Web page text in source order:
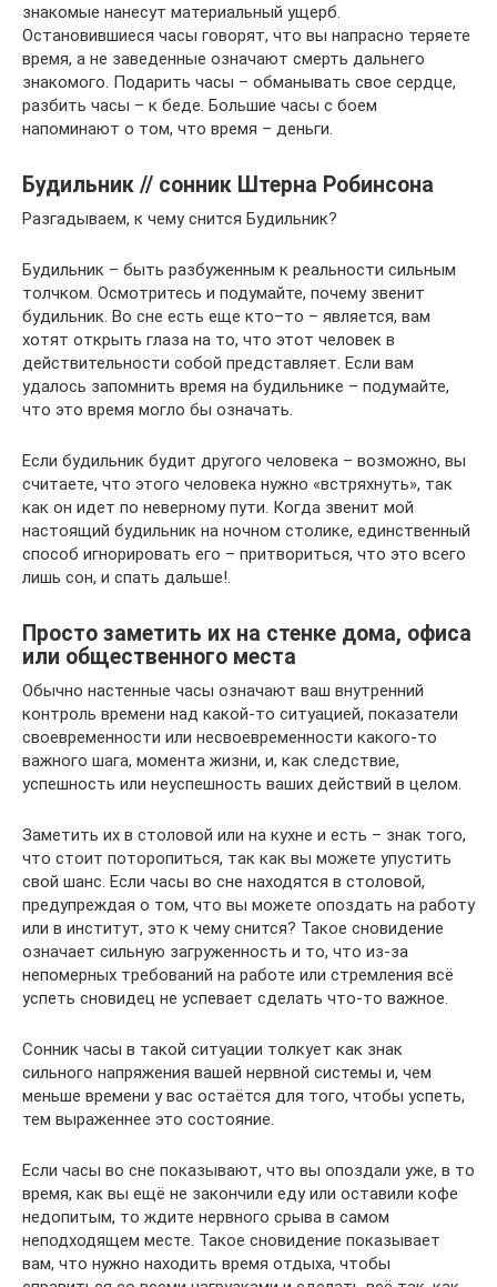
знакомые нанесут материальный ущерб.
Остановившиеся часы говорят, что вы напрасно теряете
время, а не заведенные означают смерть дальнего
знакомого. Подарить часы – обманывать свое сердце,
разбить часы – к беде. Большие часы с боем
напоминают о том, что время – деньги.
Будильник // сонник Штерна Робинсона
Разгадываем, к чему снится Будильник?
Будильник – быть разбуженным к реальности сильным
толчком. Осмотритесь и подумайте, почему звенит
будильник. Во сне есть еще кто–то – является, вам
хотят открыть глаза на то, что этот человек в
действительности собой представляет. Если вам
удалось запомнить время на будильнике – подумайте,
что это время могло бы означать.
Если будильник будит другого человека – возможно, вы
считаете, что этого человека нужно «встряхнуть», так
как он идет по неверному пути. Когда звенит мой
настоящий будильник на ночном столике, единственный
способ игнорировать его – притвориться, что это всего
лишь сон, и спать дальше!.
Просто заметить их на стенке дома, офиса
или общественного места
Обычно настенные часы означают ваш внутренний
контроль времени над какой-то ситуацией, показатели
своевременности или несвоевременности какого-то
важного шага, момента жизни, и, как следствие,
успешность или неуспешность ваших действий в целом.
Заметить их в столовой или на кухне и есть – знак того,
что стоит поторопиться, так как вы можете упустить
свой шанс. Если часы во сне находятся в столовой,
предупреждая о том, что вы можете опоздать на работу
или в институт, это к чему снится? Такое сновидение
означает сильную загруженность и то, что из-за
непомерных требований на работе или стремления всё
успеть сновидец не успевает сделать что-то важное.
Сонник часы в такой ситуации толкует как знак
сильного напряжения вашей нервной системы и, чем
меньше времени у вас остаётся для того, чтобы успеть,
тем выраженнее это состояние.
Если часы во сне показывают, что вы опоздали уже, в то
время, как вы ещё не закончили еду или оставили кофе
недопитым, то ждите нервного срыва в самом
неподходящем месте. Такое сновидение показывает
вам, что нужно находить время отдыха, чтобы